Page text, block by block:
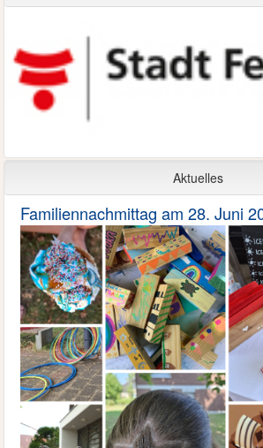
Aktuelles
Familiennachmittag am 28. Juni